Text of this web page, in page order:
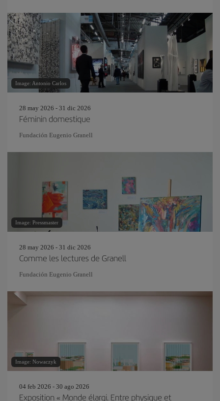
Image: Antonio Carlos
28 may 2026 - 31 dic 2026
Féminin domestique
Fundación Eugenio Granell
Image: Pressmaster
28 may 2026 - 31 dic 2026
Comme les lectures de Granell
Fundación Eugenio Granell
Image: Nowaczyk
04 feb 2026 - 30 ago 2026
Exposition « Monde élargi. Entre physique et